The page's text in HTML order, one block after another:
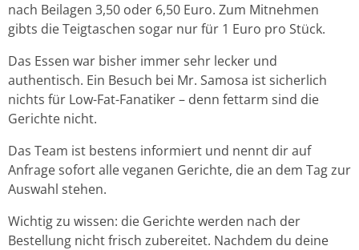
nach Beilagen 3,50 oder 6,50 Euro. Zum Mitnehmen
gibts die Teigtaschen sogar nur für 1 Euro pro Stück.
Das Essen war bisher immer sehr lecker und
authentisch. Ein Besuch bei Mr. Samosa ist sicherlich
nichts für Low-Fat-Fanatiker – denn fettarm sind die
Gerichte nicht.
Das Team ist bestens informiert und nennt dir auf
Anfrage sofort alle veganen Gerichte, die an dem Tag zur
Auswahl stehen.
Wichtig zu wissen: die Gerichte werden nach der
Bestellung nicht frisch zubereitet. Nachdem du deine